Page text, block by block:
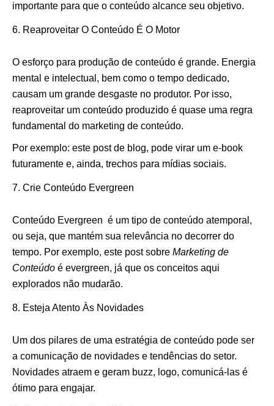
importante para que o conteúdo alcance seu objetivo.
Reaproveitar O Conteúdo É O Motor
O esforço para produção de conteúdo é grande. Energia
mental e intelectual, bem como o tempo dedicado,
causam um grande desgaste no produtor. Por isso,
reaproveitar um conteúdo produzido é quase uma regra
fundamental do marketing de conteúdo.
Por exemplo: este post de blog, pode virar um e-book
futuramente e, ainda, trechos para mídias sociais.
Crie Conteúdo Evergreen
Conteúdo Evergreen é um tipo de conteúdo atemporal,
ou seja, que mantém sua relevância no decorrer do
tempo. Por exemplo, este post sobre Marketing de
Conteúdo é evergreen, já que os conceitos aqui
explorados não mudarão.
Esteja Atento Às Novidades
Um dos pilares de uma estratégia de conteúdo pode ser
a comunicação de novidades e tendências do setor.
Novidades atraem e geram buzz, logo, comunicá-las é
ótimo para engajar.